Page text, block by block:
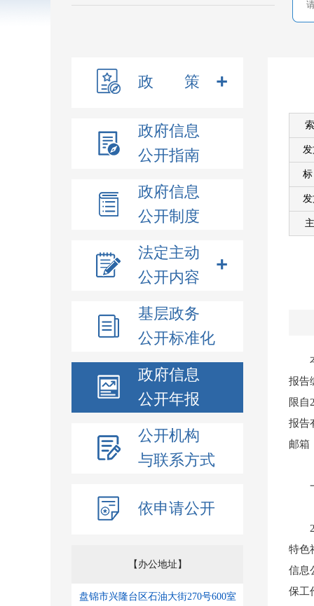
政 策
政府信息
公开指南
政府信息
公开制度
法定主动
公开内容
基层政务
公开标准化
政府信息
公开年报
公开机构
与联系方式
依申请公开
【办公地址】
盘锦市兴隆台区石油大街270号600室
本
报告
限自
报告
邮箱
一
特色
信息
保工